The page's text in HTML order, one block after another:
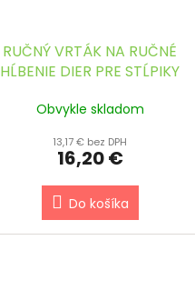
RUČNÝ VRTÁK NA RUČNÉ
HĹBENIE DIER PRE STĹPIKY
Obvykle skladom
13,17 € bez DPH
16,20 €
Do košíka